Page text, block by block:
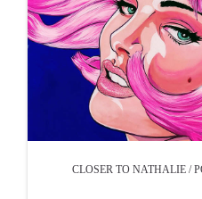
CLOSER TO NATHALIE /